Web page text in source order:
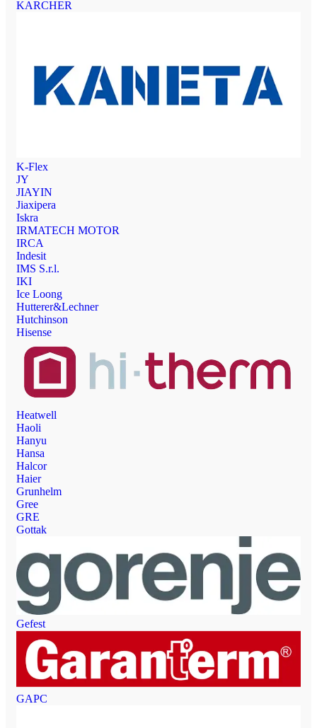
KARCHER
K-Flex
JY
JIAYIN
Jiaxipera
Iskra
IRMATECH MOTOR
IRCA
Indesit
IMS S.r.l.
IKI
Ice Loong
Hutterer&Lechner
Hutchinson
Hisense
Heatwell
Haoli
Hanyu
Hansa
Halcor
Haier
Grunhelm
Gree
GRE
Gottak
Gefest
GAPC